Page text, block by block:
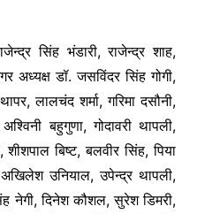
सिंह भंडारी, राजेन्द्र शाह,
अध्यक्ष डॉ. जसविंदर सिंह गोगी,
लालचंद शर्मा, गरिमा दसौनी,
बहुगुणा, गोदावरी थापली,
बिष्ट, बलवीर सिंह, पिया
उनियाल, उपेन्द्र थापली,
नेगी, दिनेश कौशल, सुरेश डिमरी,